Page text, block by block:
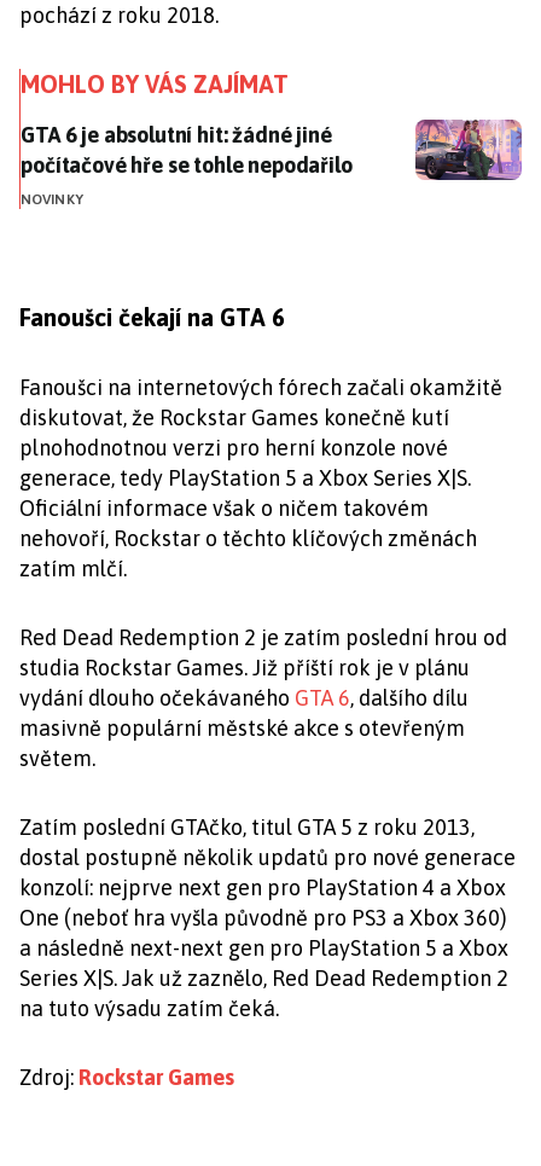
pochází z roku 2018.
MOHLO BY VÁS ZAJÍMAT
GTA 6 je absolutní hit: žádné jiné počítačové hře se
GTA 6 je absolutní hit: žádné jiné
počítačové hře se tohle nepodařilo
NOVINKY
Fanoušci čekají na GTA 6
Fanoušci na internetových fórech začali okamžitě
diskutovat, že Rockstar Games konečně kutí
plnohodnotnou verzi pro herní konzole nové
generace, tedy PlayStation 5 a Xbox Series X|S.
Oficiální informace však o ničem takovém
nehovoří, Rockstar o těchto klíčových změnách
zatím mlčí.
Red Dead Redemption 2 je zatím poslední hrou od
studia Rockstar Games. Již příští rok je v plánu
vydání dlouho očekávaného GTA 6, dalšího dílu
masivně populární městské akce s otevřeným
světem.
Zatím poslední GTAčko, titul GTA 5 z roku 2013,
dostal postupně několik updatů pro nové generace
konzolí: nejprve next gen pro PlayStation 4 a Xbox
One (neboť hra vyšla původně pro PS3 a Xbox 360)
a následně next-next gen pro PlayStation 5 a Xbox
Series X|S. Jak už zaznělo, Red Dead Redemption 2
na tuto výsadu zatím čeká.
Zdroj: Rockstar Games